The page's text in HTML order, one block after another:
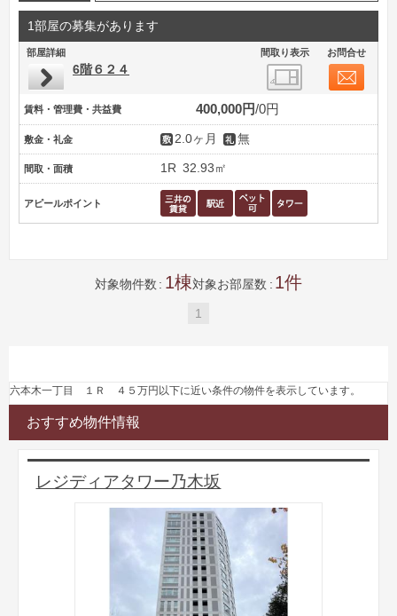
1部屋の募集があります
部屋詳細 間取り表示 お問合せ
6階６２４
賃料・管理費・共益費 400,000円 0円
敷金・礼金 2.0ヶ月 無
間取・面積 1R 32.93㎡
アピールポイント
対象物件数 1 対象お部屋数 1
1
六本木一丁目 １Ｒ ４５万円以下に近い条件の物件を表示しています。
おすすめ物件情報
レジディアタワー乃木坂